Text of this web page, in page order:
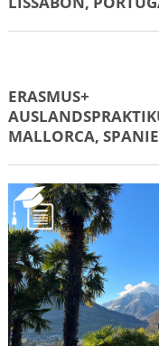
ERASMUS+